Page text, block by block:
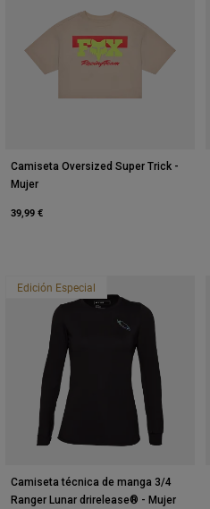
Camiseta Oversized Super Trick -
Mujer
39,99 €
Edición Especial
Camiseta técnica de manga 3/4
Ranger Lunar drirelease® - Mujer